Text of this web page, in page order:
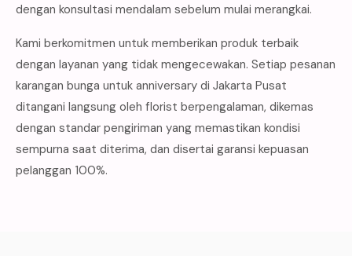
dengan konsultasi mendalam sebelum mulai merangkai.
Kami berkomitmen untuk memberikan produk terbaik
dengan layanan yang tidak mengecewakan. Setiap pesanan
karangan bunga untuk anniversary di Jakarta Pusat
ditangani langsung oleh florist berpengalaman, dikemas
dengan standar pengiriman yang memastikan kondisi
sempurna saat diterima, dan disertai garansi kepuasan
pelanggan 100%.